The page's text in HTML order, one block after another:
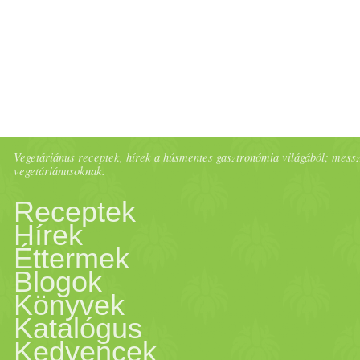
szorongás, kimerültség,
immunrendszer,
kiegyensúlyozottsághoz, a
egészség
megfelelő öltözködés, a
Vegetáriánus receptek, hírek a húsmentes gasztronómia világából;
vegetáriánusoknak.
Receptek
Hírek
Éttermek
Blogok
Könyvek
Katalógus
Kedvencek